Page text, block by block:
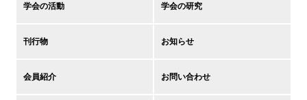
学会の活動 学会の研究
刊行物 お知らせ
会員紹介 お問い合わせ